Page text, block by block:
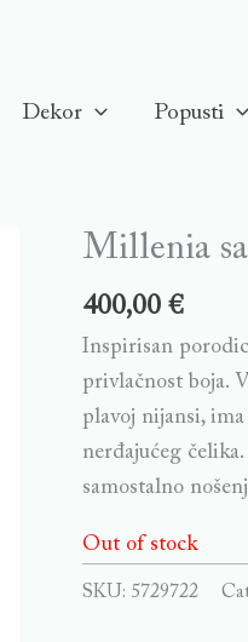
Dekor Popusti
Millenia
400,00€
Inspirisan
privlačnost boja.
plavoj nijansi,
nerđajućeg
samostalno
Out of stock
SKU: 5729722